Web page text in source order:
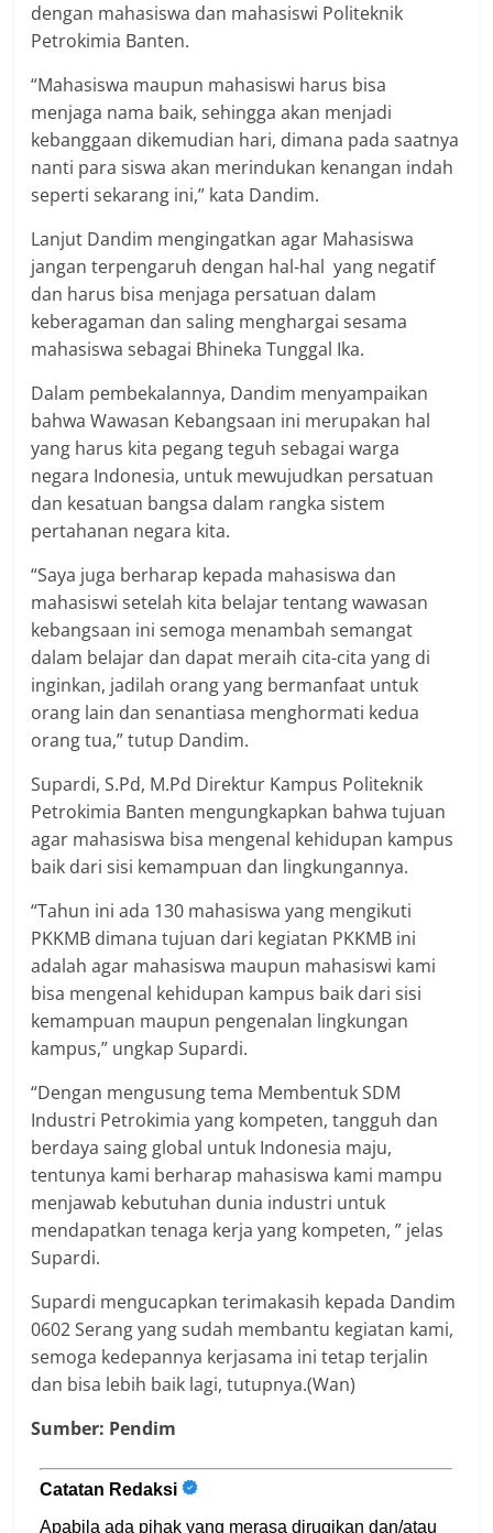
dengan mahasiswa dan mahasiswi Politeknik
Petrokimia Banten.
“Mahasiswa maupun mahasiswi harus bisa
menjaga nama baik, sehingga akan menjadi
kebanggaan dikemudian hari, dimana pada saatnya
nanti para siswa akan merindukan kenangan indah
seperti sekarang ini,” kata Dandim.
Lanjut Dandim mengingatkan agar Mahasiswa
jangan terpengaruh dengan hal-hal yang negatif
dan harus bisa menjaga persatuan dalam
keberagaman dan saling menghargai sesama
mahasiswa sebagai Bhineka Tunggal Ika.
Dalam pembekalannya, Dandim menyampaikan
bahwa Wawasan Kebangsaan ini merupakan hal
yang harus kita pegang teguh sebagai warga
negara Indonesia, untuk mewujudkan persatuan
dan kesatuan bangsa dalam rangka sistem
pertahanan negara kita.
“Saya juga berharap kepada mahasiswa dan
mahasiswi setelah kita belajar tentang wawasan
kebangsaan ini semoga menambah semangat
dalam belajar dan dapat meraih cita-cita yang di
inginkan, jadilah orang yang bermanfaat untuk
orang lain dan senantiasa menghormati kedua
orang tua,” tutup Dandim.
Supardi, S.Pd, M.Pd Direktur Kampus Politeknik
Petrokimia Banten mengungkapkan bahwa tujuan
agar mahasiswa bisa mengenal kehidupan kampus
baik dari sisi kemampuan dan lingkungannya.
“Tahun ini ada 130 mahasiswa yang mengikuti
PKKMB dimana tujuan dari kegiatan PKKMB ini
adalah agar mahasiswa maupun mahasiswi kami
bisa mengenal kehidupan kampus baik dari sisi
kemampuan maupun pengenalan lingkungan
kampus,” ungkap Supardi.
“Dengan mengusung tema Membentuk SDM
Industri Petrokimia yang kompeten, tangguh dan
berdaya saing global untuk Indonesia maju,
tentunya kami berharap mahasiswa kami mampu
menjawab kebutuhan dunia industri untuk
mendapatkan tenaga kerja yang kompeten, ” jelas
Supardi.
Supardi mengucapkan terimakasih kepada Dandim
0602 Serang yang sudah membantu kegiatan kami,
semoga kedepannya kerjasama ini tetap terjalin
dan bisa lebih baik lagi, tutupnya.(Wan)
Sumber: Pendim